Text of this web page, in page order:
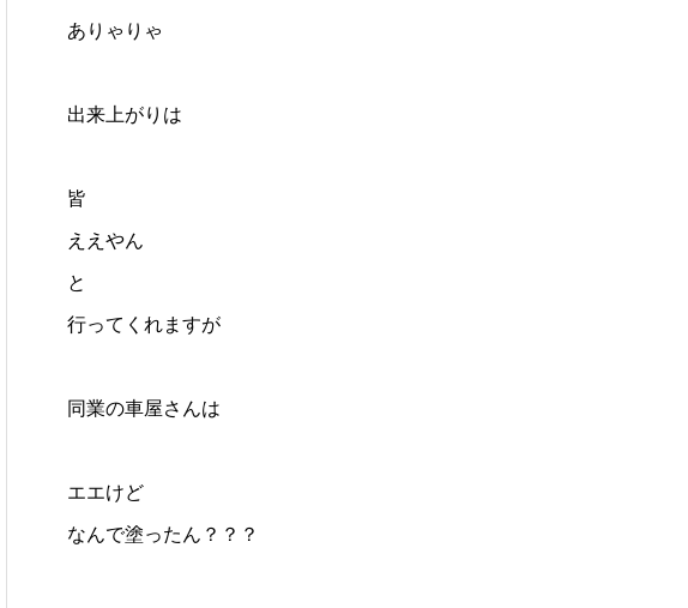
ありゃりゃ
出来上がりは
皆
ええやん
と
行ってくれますが
同業の車屋さんは
エエけど
なんで塗ったん？？？